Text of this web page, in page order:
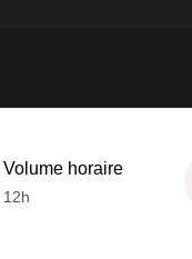
Volume horaire
12h